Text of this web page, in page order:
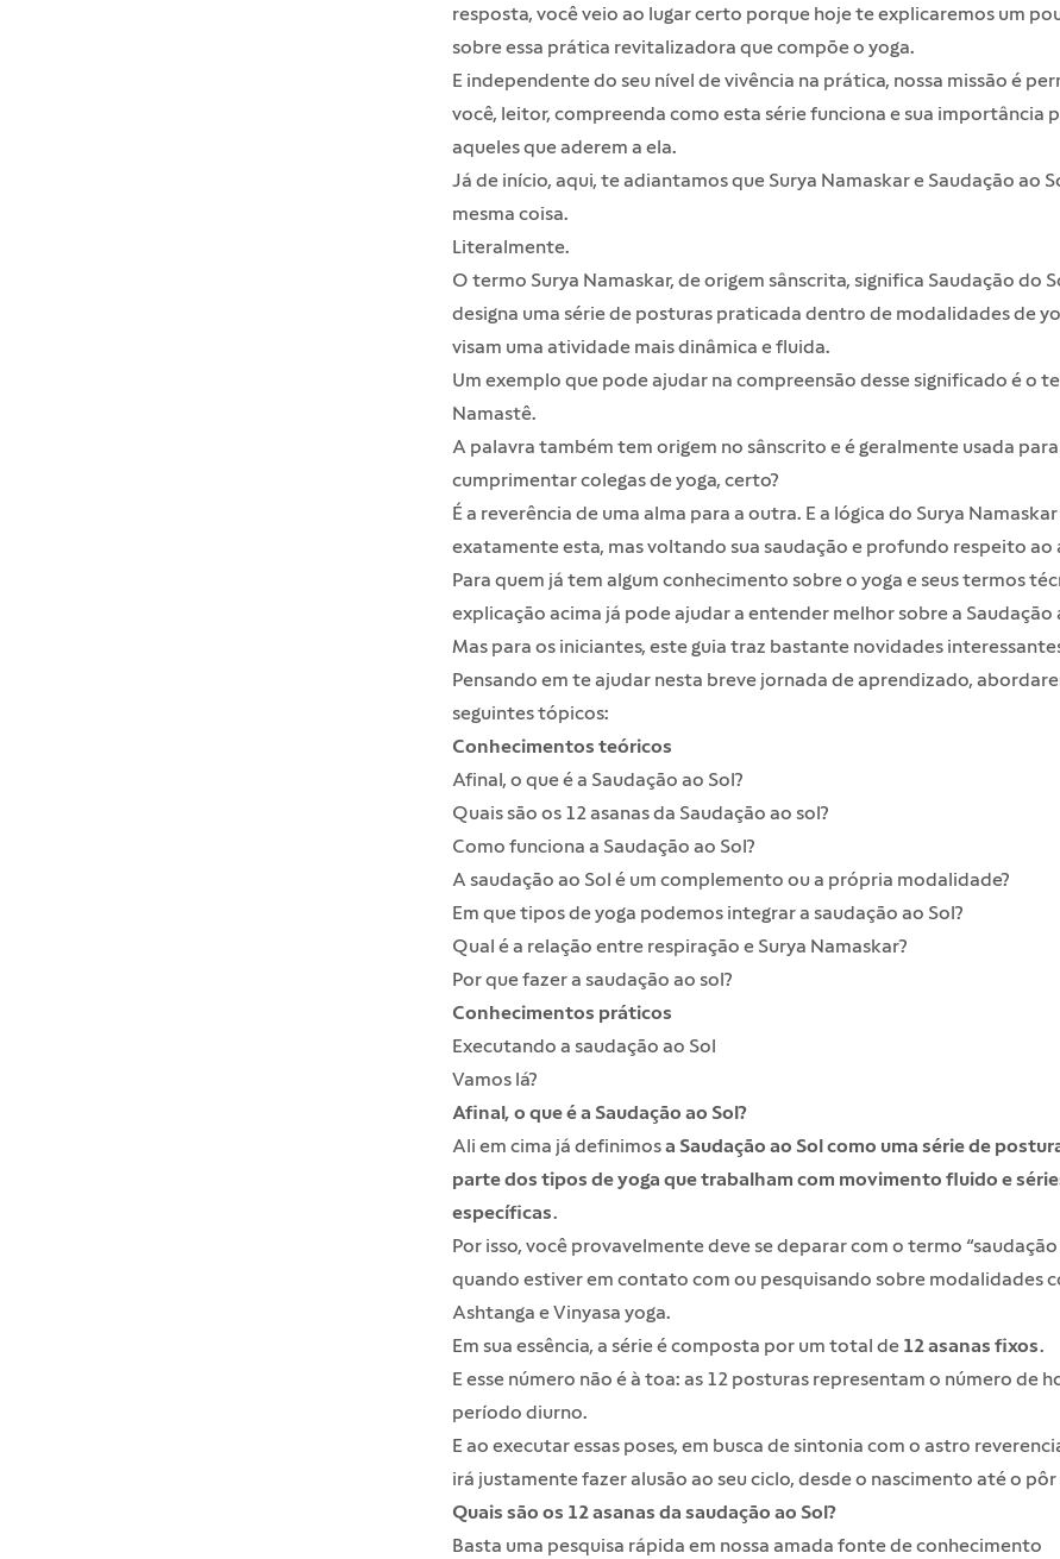
resposta, você veio ao lugar certo porque hoje te explicaremos um
sobre essa prática revitalizadora que compõe o yoga.
E independente do seu nível de vivência na prática, nossa missão é
você, leitor, compreenda como esta série funciona e sua importância
aqueles que aderem a ela.
Já de início, aqui, te adiantamos que Surya Namaskar e Saudação ao
mesma coisa.
Literalmente.
O termo Surya Namaskar, de origem sânscrita, significa Saudação do
designa uma série de posturas praticada dentro de modalidades de
visam uma atividade mais dinâmica e fluida.
Um exemplo que pode ajudar na compreensão desse significado é o
Namastê.
A palavra também tem origem no sânscrito e é geralmente usada
cumprimentar colegas de yoga, certo?
É a reverência de uma alma para a outra. E a lógica do Surya Namaskar
exatamente esta, mas voltando sua saudação e profundo respeito ao
Para quem já tem algum conhecimento sobre o yoga e seus termos
explicação acima já pode ajudar a entender melhor sobre a Saudação
Mas para os iniciantes, este guia traz bastante novidades
Pensando em te ajudar nesta breve jornada de aprendizado,
seguintes tópicos:
Conhecimentos teóricos
Afinal, o que é a Saudação ao Sol?
Quais são os 12 asanas da Saudação ao sol?
Como funciona a Saudação ao Sol?
A saudação ao Sol é um complemento ou a própria modalidade?
Em que tipos de yoga podemos integrar a saudação ao Sol?
Qual é a relação entre respiração e Surya Namaskar?
Por que fazer a saudação ao sol?
Conhecimentos práticos
Executando a saudação ao Sol
Vamos lá?
Afinal, o que é a Saudação ao Sol?
Ali em cima já definimosa Saudação ao Sol como uma série de
parte dos tipos de yoga que trabalham com movimento fluido e
específicas.
Por isso, você provavelmente deve se deparar com o termo “saudação
quando estiver em contato com ou pesquisando sobre modalidades
Ashtanga e Vinyasa yoga.
Em sua essência, a série é composta por um total de12 asanas fixos.
E esse número não é à toa: as 12 posturas representam o número de
período diurno.
E ao executar essas poses, em busca de sintonia com o astro
irá justamente fazer alusão ao seu ciclo, desde o nascimento até o pôr
Quais são os 12 asanas da saudação ao Sol?
Basta uma pesquisa rápida em nossa amada fonte de conhecimento